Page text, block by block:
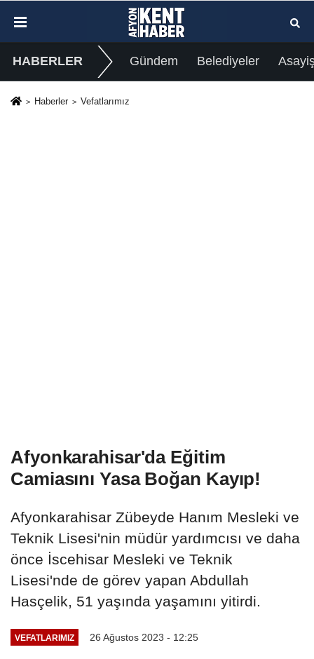
HABERLER Gündem Belediyeler
Haberler Vefatlarımız
Afyonkarahisar'da Eğitim
Camiasını Yasa Boğan Kayıp!
Afyonkarahisar Zübeyde Hanım Mesleki ve
Teknik Lisesi'nin müdür yardımcısı ve daha
önce İscehisar Mesleki ve Teknik
Lisesi'nde de görev yapan Abdullah
Hasçelik, 51 yaşında yaşamını yitirdi.
VEFATLARIMIZ 26 Ağustos 2023 - 12:25